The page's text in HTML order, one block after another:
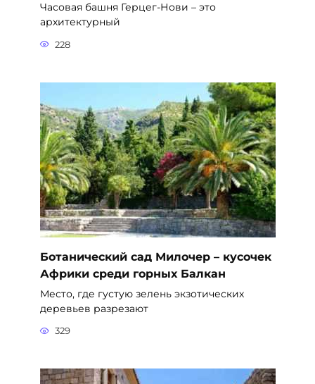
Часовая башня Герцег-Нови – это
архитектурный
228
Ботанический сад Милочер – кусочек
Африки среди горных Балкан
Место, где густую зелень экзотических
деревьев разрезают
329